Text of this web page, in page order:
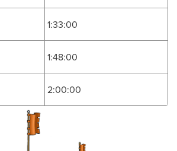
1:33:00
1:48:00
2:00:00